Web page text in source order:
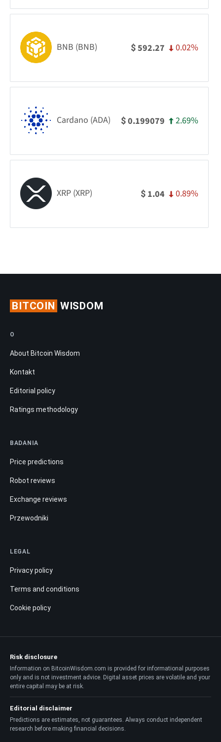
BNB (BNB) $592.27 0.02%
Cardano (ADA) $0.199079 2.69%
XRP (XRP) $ 1.04 0.89%
BITCOIN WISDOM
O
About Bitcoin Wisdom
Kontakt
Editorial policy
Ratings methodology
BADANIA
Price predictions
Robot reviews
Exchange reviews
Przewodniki
LEGAL
Privacy policy
Terms and conditions
Cookie policy
Risk disclosure
Information on BitcoinWisdom.com is provided for informational purposes
only and is not investment advice. Digital asset prices are volatile and your
entire capital may be at risk.
Editorial disclaimer
Predictions are estimates, not guarantees. Always conduct independent
research before making financial decisions.